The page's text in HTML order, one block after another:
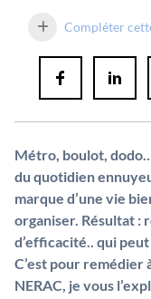
Compléter
Métro, boulot,
du quotidien
marque d’une vie
organiser. Résultat :
d’efficacité.. qui
C’est pour remédier
NERAC, je vous